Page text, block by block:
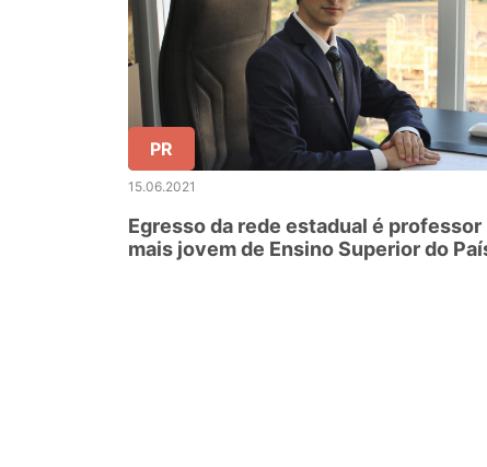
PR
15.06.2021
Egresso da rede estadual é professor
mais jovem de Ensino Superior do